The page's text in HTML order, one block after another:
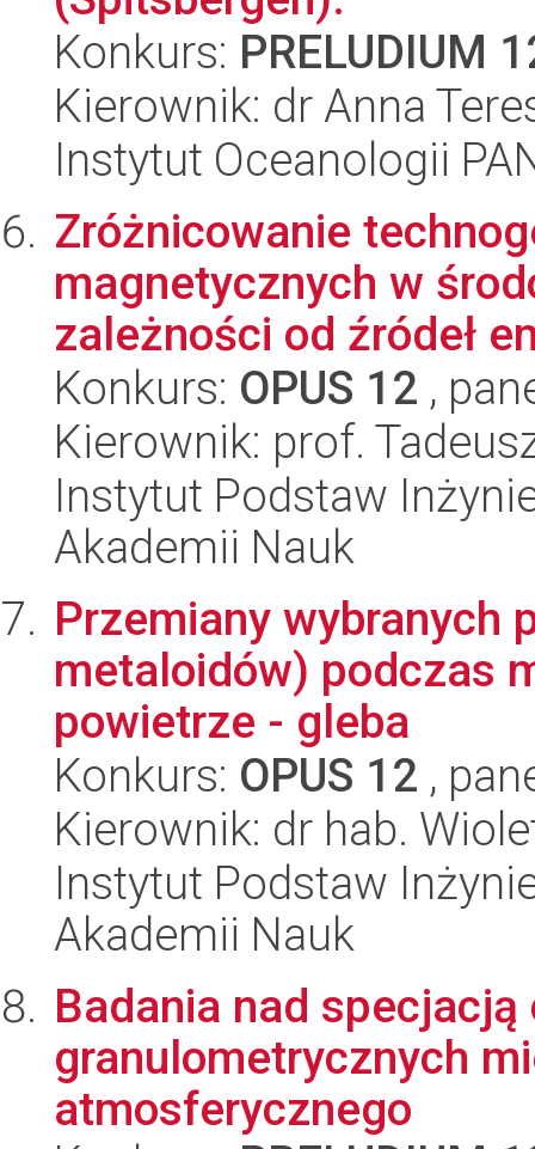
Konkurs: PRELUDIUM
Kierownik: dr Anna
Instytut Oceanologii
Zróżnicowanie
magnetycznych w
zależności od źródeł
Konkurs: OPUS 12 ,
Kierownik: prof.
Instytut Podstaw
Akademii Nauk
Przemiany wybranych
metaloidów) podczas
powietrze - gleba
Konkurs: OPUS 12 ,
Kierownik: dr hab.
Instytut Podstaw
Akademii Nauk
Badania nad
granulometrycznych
atmosferycznego